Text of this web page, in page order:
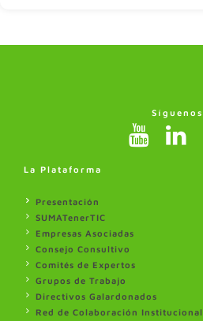
Síguenos
La Plataforma
Presentación
SUMATenerTIC
Empresas Asociadas
Consejo Consultivo
Comités de Expertos
Grupos de Trabajo
Directivos Galardonados
Red de Colaboración Institucional